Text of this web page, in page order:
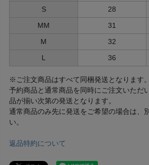
S
28
MM
31
M
32
L
36
※ご注文商品はすべて同梱発送となります。
予約商品と通常商品を同時にご注文いただ
品が揃い次第の発送となります。
通常商品のみ先に発送をご希望の場合は、
い。
返品特約について